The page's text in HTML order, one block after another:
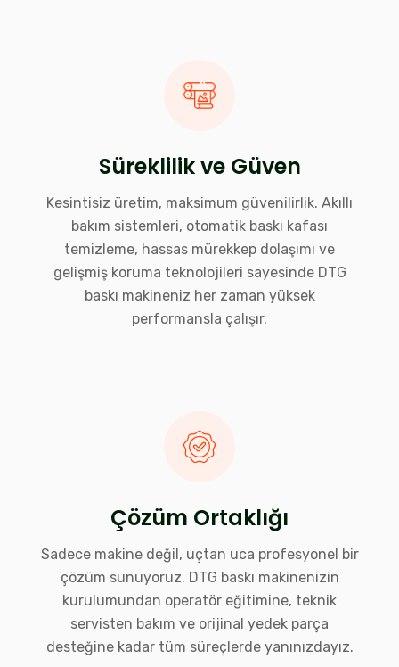
Süreklilik ve Güven
Kesintisiz üretim, maksimum güvenilirlik. Akıllı
bakım sistemleri, otomatik baskı kafası
temizleme, hassas mürekkep dolaşımı ve
gelişmiş koruma teknolojileri sayesinde DTG
baskı makineniz her zaman yüksek
performansla çalışır.
Çözüm Ortaklığı
Sadece makine değil, uçtan uca profesyonel bir
çözüm sunuyoruz. DTG baskı makinenizin
kurulumundan operatör eğitimine, teknik
servisten bakım ve orijinal yedek parça
desteğine kadar tüm süreçlerde yanınızdayız.